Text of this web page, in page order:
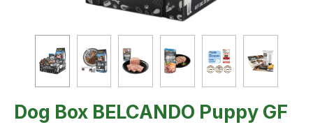
Dog Box BELCANDO Puppy GF